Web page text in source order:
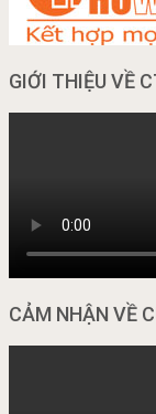
GIỚI THIỆU VỀ
CẢM NHẬN VỀ